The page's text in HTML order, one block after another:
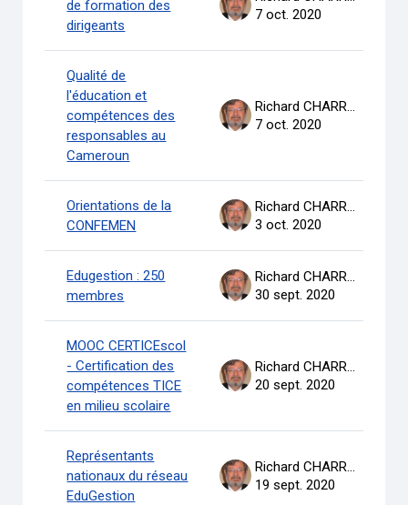
de formation des
dirigeants
7 oct. 2020
Qualité de
l'éducation et
compétences des
responsables au
Cameroun
Richard CHARRON
7 oct. 2020
Orientations de la
CONFEMEN
Richard CHARRON
3 oct. 2020
Edugestion : 250
membres
Richard CHARRON
30 sept. 2020
MOOC CERTICEscol
- Certification des
compétences TICE
en milieu scolaire
Richard CHARRON
20 sept. 2020
Représentants
nationaux du réseau
EduGestion
Richard CHARRON
19 sept. 2020